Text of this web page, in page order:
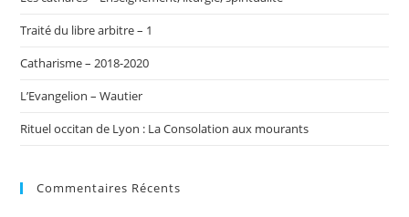
Traité du libre arbitre – 1
Catharisme – 2018-2020
L’Evangelion – Wautier
Rituel occitan de Lyon : La Consolation aux mourants
Commentaires Récents